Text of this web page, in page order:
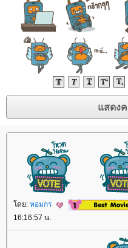
ดย: หอมกร
16:16:57 น.